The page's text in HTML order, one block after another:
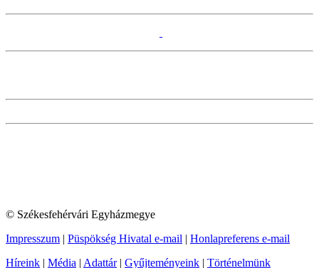
© Székesfehérvári Egyházmegye
Impresszum | Püspökség Hivatal e-mail | Honlapreferens e-mail
Híreink | Média | Adattár| Gyűjteményeink | Történelmünk